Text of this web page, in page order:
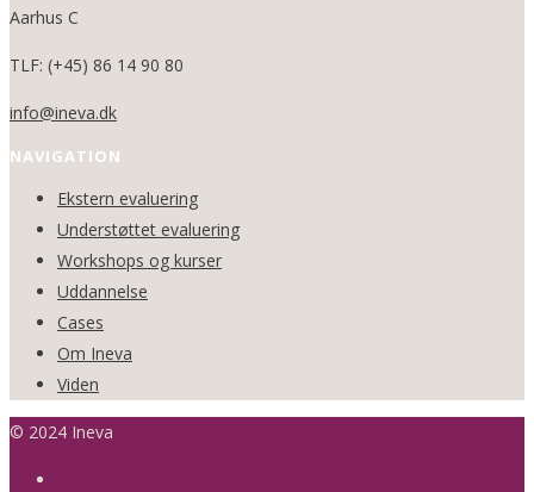
Aarhus C
TLF: (+45) 86 14 90 80
info@ineva.dk
NAVIGATION
Ekstern evaluering
Understøttet evaluering
Workshops og kurser
Uddannelse
Cases
Om Ineva
Viden
© 2024 Ineva